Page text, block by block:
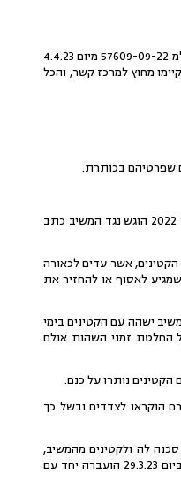
1.עסקינן בבקשת רשות ערעור על החלטת בית המשפט לענייני משפחה בחיפה (כב' השופטת רויטל באום) בתיק תלה"מ 57609-09-22 מיום 4.4.23
מחוץ למרכז קשר, והכל
4.לטענת המבקשת, המשיב נהג כלפיה באלימות במספר מקרים, והיא הגישה בגינם תלונה במשטרה. בחודש אוקטובר 2022 הוגש נגד המשיב כתב
אשר עדים לכאורה
לאסוף או להחזיר את
לינה; המשיב ישהה עם הקטינים בימי
משפט זה, על החלטת זמני השהות אולם
טרם הוקראו לצדדים ובשל כך
סכנה לה ולקטינים מהמשיב,
והומלץ לה להיכנס באופן מידי למקלט לנשים מוכות (להלן: "המקלט") יחד עם הקטינים. המבקשת נעתרה להמלצה, וביום 29.3.23 הועברה יחד עם